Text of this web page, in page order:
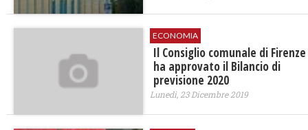
ECONOMIA
Il Consiglio comunale di Firenze
ha approvato il Bilancio di
previsione 2020
Lunedì, 23 Dicembre 2019